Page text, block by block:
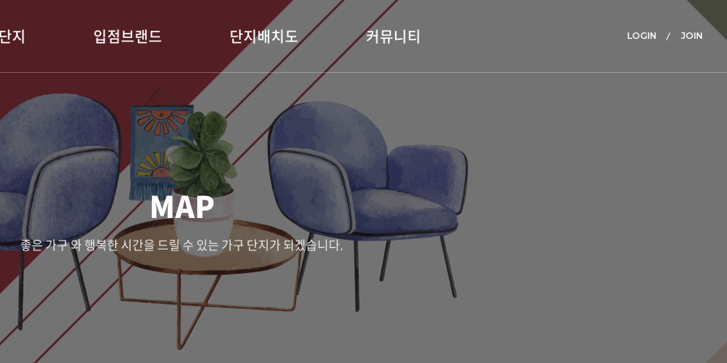
LOGIN JOIN
지 입점브랜드 단지배치도 커뮤니티
MAP
좋은 가구 와 행복한 시간을 드릴 수 있는 가구 단지가 되겠습니다.